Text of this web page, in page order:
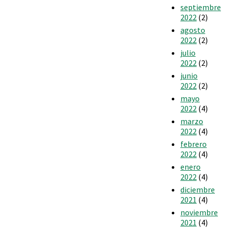
septiembre
2022 (2)
agosto
2022 (2)
julio
2022 (2)
junio
2022 (2)
mayo
2022 (4)
marzo
2022 (4)
febrero
2022 (4)
enero
2022 (4)
diciembre
2021 (4)
noviembre
2021 (4)